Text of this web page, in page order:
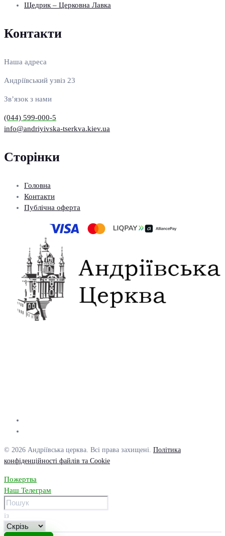
Щедрик – Церковна Лавка
Контакти
Наша адреса
Андріївський узвіз 23
Зв’язок з нами
(044) 599-000-5
info@andriyivska-tserkva.kiev.ua
Сторінки
Головна
Контакти
Публічна оферта
© 2026 Андріївська церква. Всі права захищені. Політика
конфіденційності файлів та Cookie
Пожертва
Наш Телеграм
із